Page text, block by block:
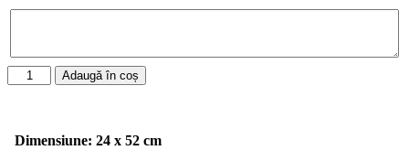
Adaugă în coș
Dimensiune: 24 x 52 cm